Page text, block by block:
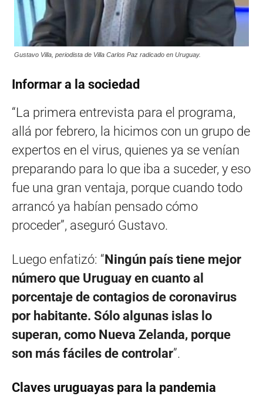
Gustavo Villa, periodista de Villa Carlos Paz radicado en Uruguay.
Informar a la sociedad
“La primera entrevista para el programa,
allá por febrero, la hicimos con un grupo de
expertos en el virus, quienes ya se venían
preparando para lo que iba a suceder, y eso
fue una gran ventaja, porque cuando todo
arrancó ya habían pensado cómo
proceder”, aseguró Gustavo.
Luego enfatizó: “Ningún país tiene mejor
número que Uruguay en cuanto al
porcentaje de contagios de coronavirus
por habitante. Sólo algunas islas lo
superan, como Nueva Zelanda, porque
son más fáciles de controlar”.
Claves uruguayas para la pandemia